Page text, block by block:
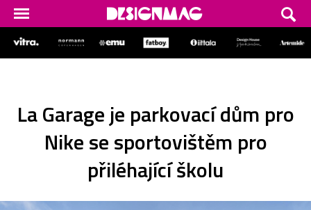
La Garage je parkovací dům pro
Nike se sportovištěm pro
přiléhající školu